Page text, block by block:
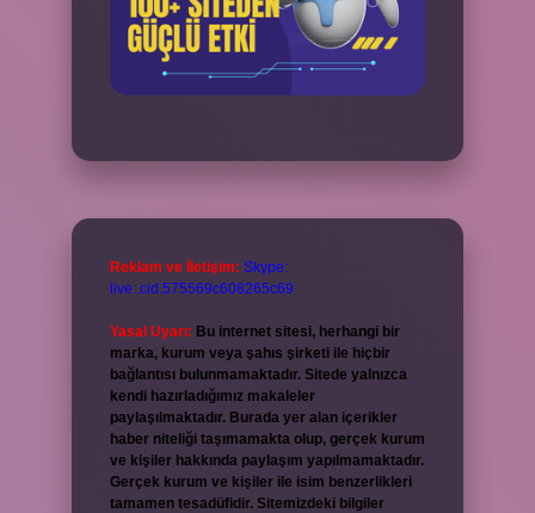
Reklam ve İletişim: Skype:
live:.cid.575569c608265c69
Yasal Uyarı: Bu internet sitesi, herhangi bir
marka, kurum veya şahıs şirketi ile hiçbir
bağlantısı bulunmamaktadır. Sitede yalnızca
kendi hazırladığımız makaleler
paylaşılmaktadır. Burada yer alan içerikler
haber niteliği taşımamakta olup, gerçek kurum
ve kişiler hakkında paylaşım yapılmamaktadır.
Gerçek kurum ve kişiler ile isim benzerlikleri
tamamen tesadüfidir. Sitemizdeki bilgiler